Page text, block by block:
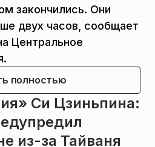
закончились. Они
двух часов, сообщает
Центральное
полностью
Си Цзиньпина:
из-за Тайваня